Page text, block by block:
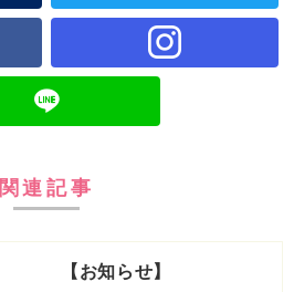
関連記事
【お知らせ】